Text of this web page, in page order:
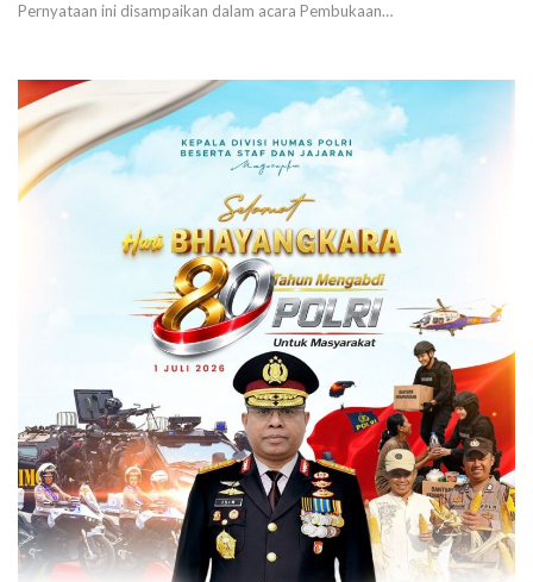
Pernyataan ini disampaikan dalam acara Pembukaan…